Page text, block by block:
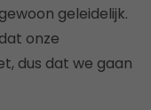
geleidelijk.
onze
dus dat we gaan